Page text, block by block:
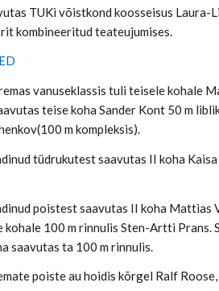
TUKi võistkond koosseisus Laura-
kombineeritud teateujumises.
vanuseklassis tuli teisele kohale
teise koha Sander Kont 50 m
m kompleksis).
tüdrukutest saavutas II koha
poistest saavutas II koha
kohale 100 m rinnulis Sten-Artti Prans.
saavutas ta 100 m rinnulis.
poiste au hoidis kõrgel Ralf